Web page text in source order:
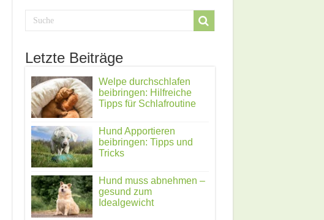
Letzte Beiträge
Welpe durchschlafen
beibringen: Hilfreiche
Tipps für Schlafroutine
Hund Apportieren
beibringen: Tipps und
Tricks
Hund muss abnehmen –
gesund zum
Idealgewicht